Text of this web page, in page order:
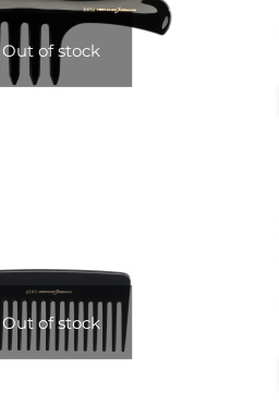
Out of stock
Out of stock